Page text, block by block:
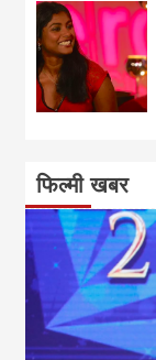
फिल्मी खबर